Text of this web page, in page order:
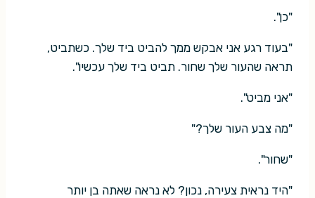
"כן".
"בעוד רגע אני אבקש ממך להביט ביד שלך. כשתביט,
תראה שהעור שלך שחור. תביט ביד שלך עכשיו".
"אני מביט".
"מה צבע העור שלך?"
"שחור".
"היד נראית צעירה, נכון? לא נראה שאתה בן יותר